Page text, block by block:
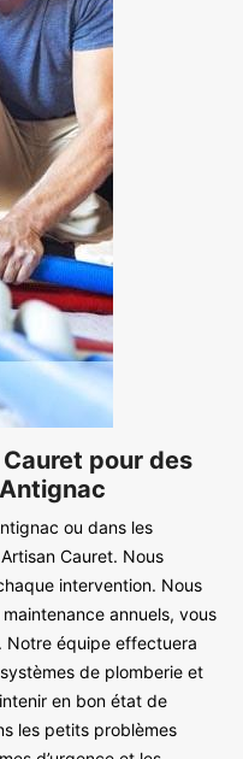
pour des
ou dans les
Cauret. Nous
intervention. Nous
annuels, vous
Notre équipe effectuera
de plomberie et
en bon état de
les petits problèmes